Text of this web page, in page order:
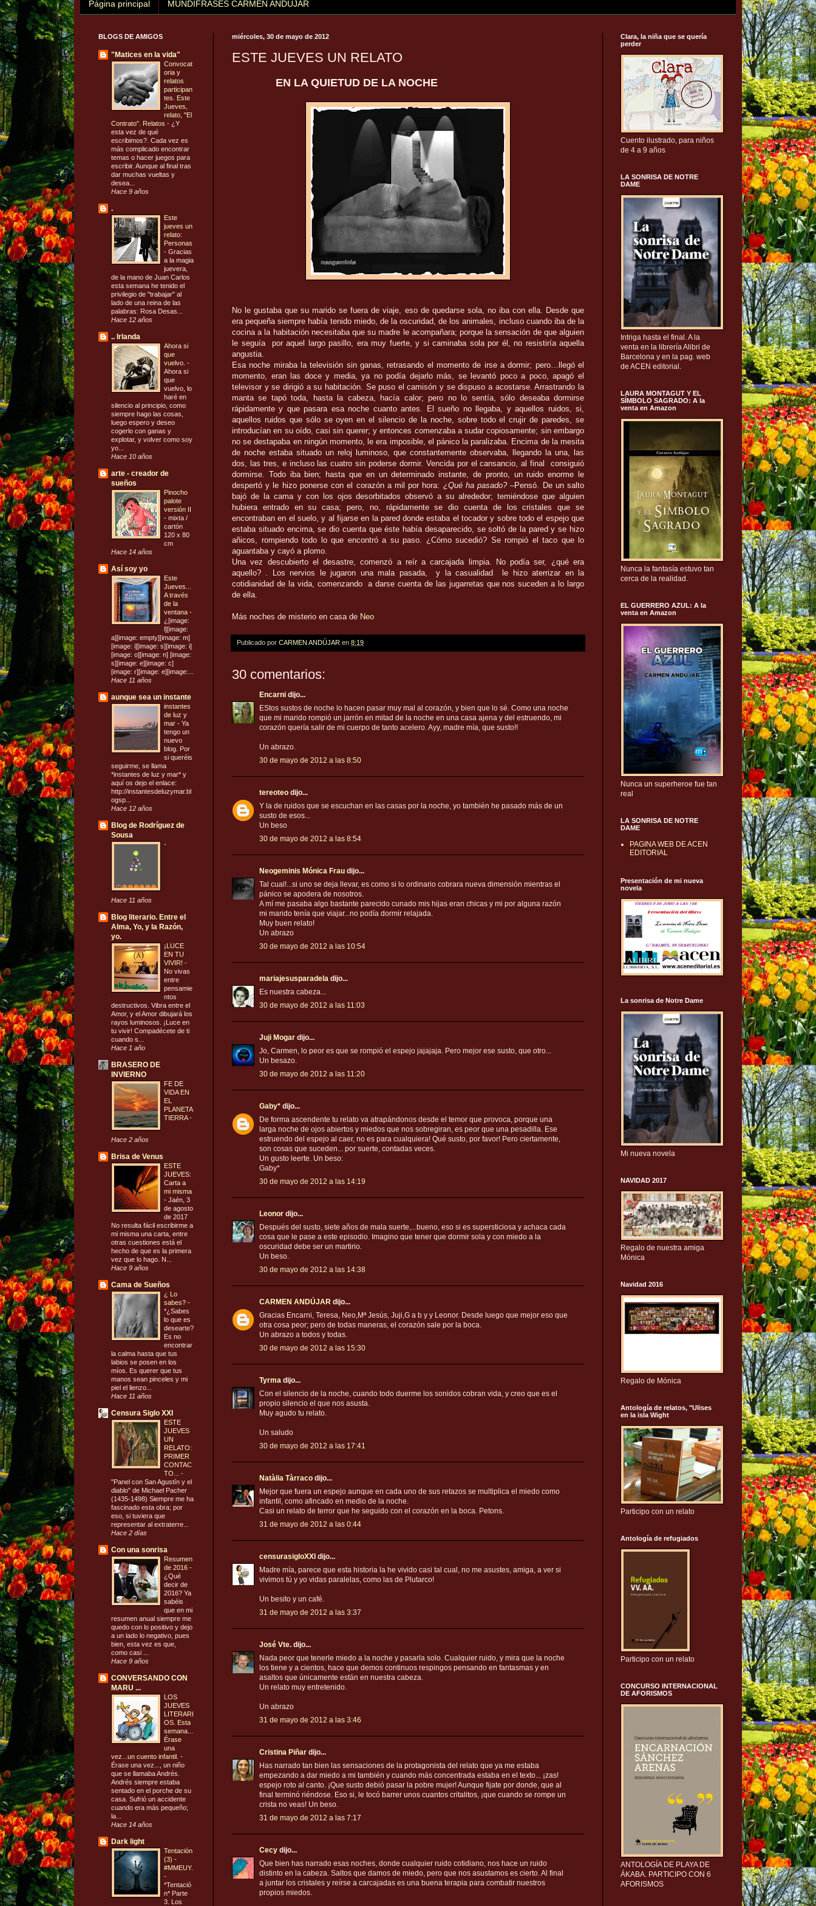
Página principal MUNDIFRASES CARMEN ANDÚJAR
miércoles, 30 de mayo de 2012
ESTE JUEVES UN RELATO
EN LA QUIETUD DE LA NOCHE
No le gustaba que su marido se fuera de viaje, eso de quedarse sola, no iba con ella. Desde que
era pequeña siempre había tenido miedo, de la oscuridad, de los animales, incluso cuando iba de la
cocina a la habitación necesitaba que su madre le acompañara; porque la sensación de que alguien
le seguía por aquel largo pasillo, era muy fuerte, y si caminaba sola por él, no resistiría aquella
angustia.
Esa noche miraba la televisión sin ganas, retrasando el momento de irse a dormir; pero…llegó el
momento, eran las doce y media, ya no podía dejarlo más, se levantó poco a poco, apagó el
televisor y se dirigió a su habitación. Se puso el camisón y se dispuso a acostarse. Arrastrando la
manta se tapó toda, hasta la cabeza, hacía calor; pero no lo sentía, sólo deseaba dormirse
rápidamente y que pasara esa noche cuanto antes. El sueño no llegaba, y aquellos ruidos, si,
aquellos ruidos que sólo se oyen en el silencio de la noche, sobre todo el crujir de paredes, se
introducían en su oído, casi sin querer; y entonces comenzaba a sudar copiosamente; sin embargo
no se destapaba en ningún momento, le era imposible, el pánico la paralizaba. Encima de la mesita
de noche estaba situado un reloj luminoso, que constantemente observaba, llegando la una, las
dos, las tres, e incluso las cuatro sin poderse dormir. Vencida por el cansancio, al final consiguió
dormirse. Todo iba bien; hasta que en un determinado instante, de pronto, un ruido enorme le
despertó y le hizo ponerse con el corazón a mil por hora: ¿Qué ha pasado?–Pensó. De un salto
bajó de la cama y con los ojos desorbitados observó a su alrededor; temiéndose que alguien
hubiera entrado en su casa; pero, no, rápidamente se dio cuenta de los cristales que se
encontraban en el suelo, y al fijarse en la pared donde estaba el tocador y sobre todo el espejo que
estaba situado encima, se dio cuenta que éste había desaparecido, se soltó de la pared y se hizo
añicos, rompiendo todo lo que encontró a su paso. ¿Cómo sucedió? Se rompió el taco que lo
aguantaba y cayó a plomo.
Una vez descubierto el desastre, comenzó a reír a carcajada limpia. No podía ser, ¿qué era
aquello? . Los nervios le jugaron una mala pasada, y la casualidad le hizo aterrizar en la
cotidianidad de la vida, comenzando a darse cuenta de las jugarretas que nos suceden a lo largo
de ella.
Más noches de misterio en casa de Neo
Publicado por CARMEN ANDÚJAR en 8:19
30 comentarios:
Encarni dijo...
EStos sustos de noche lo hacen pasar muy mal al corazón, y bien que lo sé. Como una noche
que mi marido rompió un jarrón en mitad de la noche en una casa ajena y del estruendo, mi
corazón quería salir de mi cuerpo de tanto acelero. Ayy, madre mía, que susto!!
Un abrazo.
30 de mayo de 2012 a las 8:50
tereoteo dijo...
Y la de ruidos que se escuchan en las casas por la noche, yo también he pasado más de un
susto de esos...
Un beso
30 de mayo de 2012 a las 8:54
Neogeminis Mónica Frau dijo...
Tal cual!...si uno se deja llevar, es como si lo ordinario cobrara nueva dimensión mientras el
pánico se apodera de nosotros.
A mí me pasaba algo bastante parecido cunado mis hijas eran chicas y mi por alguna razón
mi marido tenía que viajar...no podía dormir relajada.
Muy buen relato!
Un abrazo
30 de mayo de 2012 a las 10:54
mariajesusparadela dijo...
Es nuestra cabeza...
30 de mayo de 2012 a las 11:03
Juji Mogar dijo...
Jo, Carmen, lo peor es que se rompió el espejo jajajaja. Pero mejor ese susto, que otro...
Un besazo.
30 de mayo de 2012 a las 11:20
Gaby* dijo...
De forma ascendente tu relato va atrapándonos desde el temor que provoca, porque una
larga noche de ojos abiertos y miedos que nos sobregiran, es peor que una pesadilla. Ese
estruendo del espejo al caer, no es para cualquiera! Qué susto, por favor! Pero ciertamente,
son cosas que suceden... por suerte, contadas veces.
Un gusto leerte. Un beso:
Gaby*
30 de mayo de 2012 a las 14:19
Leonor dijo...
Después del susto, siete años de mala suerte,...bueno, eso si es supersticiosa y achaca cada
cosa que le pase a este episodio. Imagino que tener que dormir sola y con miedo a la
oscuridad debe ser un martirio.
Un beso.
30 de mayo de 2012 a las 14:38
CARMEN ANDÚJAR dijo...
Gracias Encarni, Teresa, Neo,Mª Jesús, Juji,G a b y y Leonor. Desde luego que mejor eso que
otra cosa peor; pero de todas maneras, el corazón sale por la boca.
Un abrazo a todos y todas.
30 de mayo de 2012 a las 15:30
Tyrma dijo...
Con el silencio de la noche, cuando todo duerme los sonidos cobran vida, y creo que es el
propio silencio el que nos asusta.
Muy agudo tu relato.
Un saludo
30 de mayo de 2012 a las 17:41
Natàlia Tàrraco dijo...
Mejor que fuera un espejo aunque en cada uno de sus retazos se multiplica el miedo como
infantil, como afincado en medio de la noche.
Casi un relato de terror que he seguido con el corazón en la boca. Petons.
31 de mayo de 2012 a las 0:44
censurasigloXXI dijo...
Madre mía, parece que esta historia la he vivido casi tal cual, no me asustes, amiga, a ver si
vivimos tú y yo vidas paralelas, como las de Plutarco!
Un besito y un café.
31 de mayo de 2012 a las 3:37
José Vte. dijo...
Nada peor que tenerle miedo a la noche y pasarla solo. Cualquier ruido, y mira que la noche
los tiene y a cientos, hace que demos continuos respingos pensando en fantasmas y en
asaltos que únicamente están en nuestra cabeza.
Un relato muy entretenido.
Un abrazo
31 de mayo de 2012 a las 3:46
Cristina Piñar dijo...
Has narrado tan bien las sensaciones de la protagonista del relato que ya me estaba
empezando a dar miedo a mi también y cuando más concentrada estaba en el texto... ¡zas!
espejo roto al canto. ¡Que susto debió pasar la pobre mujer! Aunque fijate por donde, que al
final terminó riéndose. Eso si, le tocó barrer unos cuantos critalitos, ¡que cuando se rompe un
crista no veas! Un beso.
31 de mayo de 2012 a las 7:17
Cecy dijo...
Que bien has narrado esas noches, donde cualquier ruido cotidiano, nos hace un ruido
distinto en la cabeza. Saltos que damos de miedo, pero que nos asustamos es cierto. Al final
a juntar los cristales y reírse a carcajadas es una buena terapia para combatir nuestros
propios miedos.
BLOGS DE AMIGOS
"Matices en la vida"
Convocat
oria y
relatos
participan
tes. Este
Jueves,
relato, "El
Contrato". Relatos - ¿Y
esta vez de qué
escribimos?. Cada vez es
más complicado encontrar
temas o hacer juegos para
escribir. Aunque al final tras
dar muchas vueltas y
desea...
Hace 9 años
.
Este
jueves un
relato:
Personas
- Gracias
a la magia
juevera,
de la mano de Juan Carlos
esta semana he tenido el
privilegio de "trabajar" al
lado de una reina de las
palabras: Rosa Desas...
Hace 12 años
.. Irlanda
Ahora si
que
vuelvo. -
Ahora si
que
vuelvo, lo
haré en
silencio al principio, como
siempre hago las cosas,
luego espero y deseo
cogerlo con ganas y
explotar, y volver como soy
yo...
Hace 10 años
arte - creador de
sueños
Pinocho
palote
versión II
- mixta /
cartón
120 x 80
cm
Hace 14 años
Así soy yo
Este
Jueves...
A través
de la
ventana -
¿[image:
l][image:
a][image: empty][image: m]
[image: i][image: s][image: i]
[image: o][image: n] [image:
s][image: e][image: c]
[image: r][image: e][image:...
Hace 11 años
aunque sea un instante
instantes
de luz y
mar - Ya
tengo un
nuevo
blog. Por
si queréis
seguirme, se llama
*instantes de luz y mar* y
aquí os dejo el enlace:
http://instantesdeluzymar.bl
ogsp...
Hace 12 años
Blog de Rodríguez de
Sousa
-
Hace 11 años
Blog literario. Entre el
Alma, Yo, y la Razón,
yo.
¡LUCE
EN TU
VIVIR! -
No vivas
entre
pensamie
ntos
destructivos. Vibra entre el
Amor, y el Amor dibujará los
rayos luminosos. ¡Luce en
tu vivir! Compadécete de ti
cuando s...
Hace 1 año
BRASERO DE
INVIERNO
FE DE
VIDA EN
EL
PLANETA
TIERRA-
Hace 2 años
Brisa de Venus
ESTE
JUEVES:
Carta a
mi misma
- Jaén, 3
de agosto
de 2017
No resulta fácil escribirme a
mi misma una carta, entre
otras cuestiones está el
hecho de que es la primera
vez que lo hago. N...
Hace 9 años
Cama de Sueños
¿ Lo
sabes? -
*¿Sabes
lo que es
desearte?
Es no
encontrar
la calma hasta que tus
labios se posen en los
míos. Es querer que tus
manos sean pinceles y mi
piel el lienzo...
Hace 11 años
Censura Siglo XXI
ESTE
JUEVES
UN
RELATO:
PRIMER
CONTAC
TO... -
"Panel con San Agustín y el
diablo" de Michael Pacher
(1435-1498) Siempre me ha
fascinado esta obra; por
eso, si tuviera que
representar al extraterre...
Hace 2 días
Con una sonrisa
Resumen
de 2016 -
¿Qué
decir de
2016? Ya
sabéis
que en mi
resumen anual siempre me
quedo con lo positivo y dejo
a un lado lo negativo, pues
bien, esta vez es que,
como casi ...
Hace 9 años
CONVERSANDO CON
MARU ...
LOS
JUEVES
LITERARI
OS. Esta
semana...
Érase
una
vez...un cuento infantil. -
Érase una vez..., un niño
que se llamaba Andrés.
Andrés siempre estaba
sentado en el porche de su
casa. Sufrió un accidente
cuando era más pequeño;
la...
Hace 14 años
Dark light
Tentación
(3) -
#MMEUY.
-
*Tentació
n* Parte
3. Los
Clara, la niña que se quería
perder
Cuento ilustrado, para niños
de 4 a 9 años
LA SONRISA DE NOTRE
DAME
Intriga hasta el final. A la
venta en la librería Alibri de
Barcelona y en la pag. web
de ACEN editorial.
LAURA MONTAGUT Y EL
SÍMBOLO SAGRADO: A la
venta en Amazon
Nunca la fantasía estuvo tan
cerca de la realidad.
EL GUERRERO AZUL: A la
venta en Amazon
Nunca un superheroe fue tan
real
LA SONRISA DE NOTRE
DAME
PAGINA WEB DE ACEN
EDITORIAL
Presentación de mi nueva
novela
La sonrisa de Notre Dame
Mi nueva novela
NAVIDAD 2017
Regalo de nuestra amiga
Mónica
Navidad 2016
Regalo de Mónica
Antología de relatos, "Ulises
en la isla Wight
Participo con un relato
Antología de refugiados
Participo con un relato
CONCURSO INTERNACIONAL
DE AFORISMOS
ANTOLOGÍA DE PLAYA DE
ÁKABA. PARTICIPO CON 6
AFORISMOS